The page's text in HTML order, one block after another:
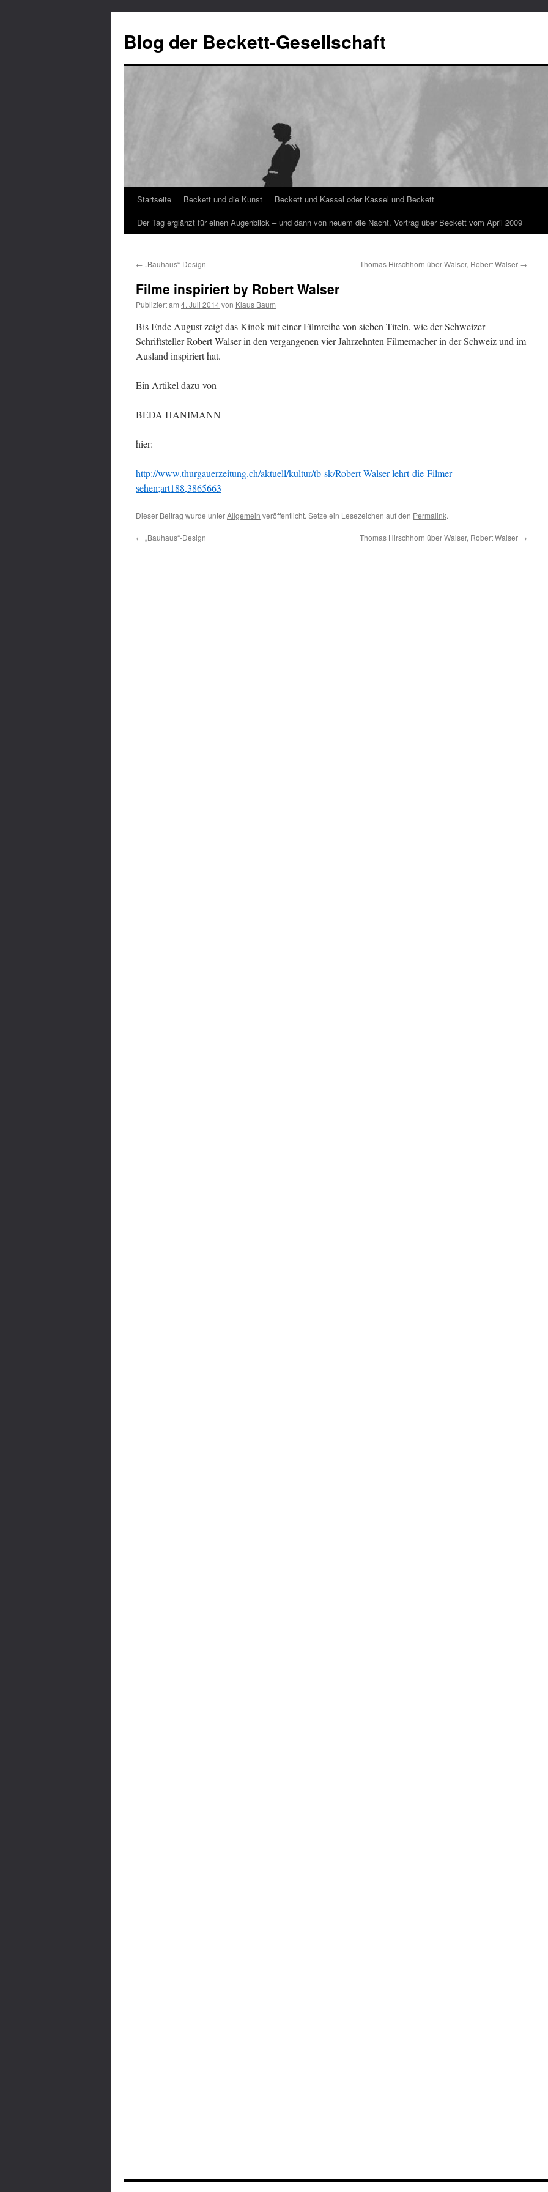
Blog der Beckett-Gesellschaft
Zum
Inhalt
Startseite Beckett und die Kunst
Beckett und Kassel oder Kassel und Beckett
Der Tag erglänzt für einen Augenblick – und dann von neuem die Nacht. Vortrag über Beckett vom April 2009
← „Bauhaus“-Design Thomas Hirschhorn über Walser, Robert Walser →
Filme inspiriert by Robert Walser
Publiziert am 4. Juli 2014von Klaus Baum
Bis Ende August zeigt das Kinok mit einer Filmreihe von sieben Titeln, wie der Schweizer
Schriftsteller Robert Walser in den vergangenen vier Jahrzehnten Filmemacher in der Schweiz und im
Ausland inspiriert hat.
Ein Artikel dazu von
BEDA HANIMANN
hier:
http://www.thurgauerzeitung.ch/aktuell/kultur/tb-sk/Robert-Walser-lehrt-die-Filmer-
sehen;art188,3865663
Dieser Beitrag wurde unterAllgemein veröffentlicht. Setze ein Lesezeichen auf den Permalink.
← „Bauhaus“-Design Thomas Hirschhorn über Walser, Robert Walser →